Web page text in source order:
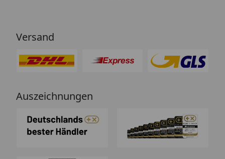
Versand
Auszeichnungen